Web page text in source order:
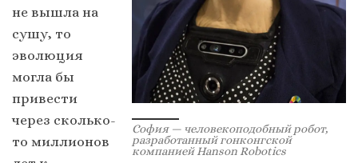
София — человекоподобный робот,
разработанный гонконгской
компанией Hanson Robotics
не вышла на
сушу, то
эволюция
могла бы
привести
через сколько-
то миллионов